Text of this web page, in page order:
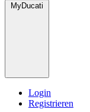
MyDucati
Login
Registrieren